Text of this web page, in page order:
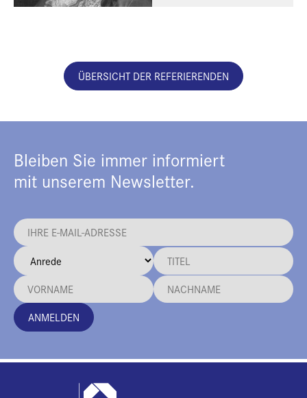
ÜBERSICHT DER REFERIERENDEN
Bleiben Sie immer informiert
mit unserem Newsletter.
ANMELDEN